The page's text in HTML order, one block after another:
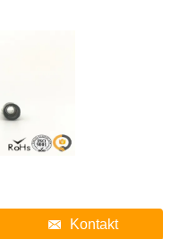
Kontakt